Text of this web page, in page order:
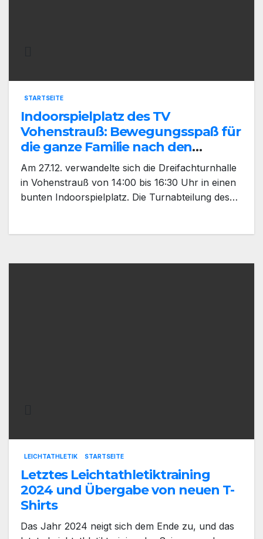
STARTSEITE
Indoorspielplatz des TV
Vohenstrauß: Bewegungsspaß für
die ganze Familie nach den
Weihnachtstagen
Am 27.12. verwandelte sich die Dreifachturnhalle
in Vohenstrauß von 14:00 bis 16:30 Uhr in einen
bunten Indoorspielplatz. Die Turnabteilung des…
LEICHTATHLETIK STARTSEITE
Letztes Leichtathletiktraining
2024 und Übergabe von neuen T-
Shirts
Das Jahr 2024 neigt sich dem Ende zu, und das